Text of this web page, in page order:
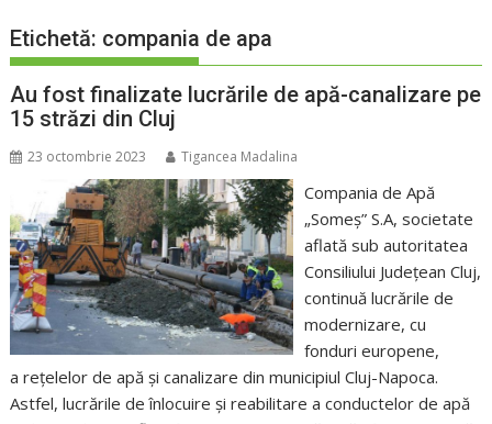
Etichetă: compania de apa
Au fost finalizate lucrările de apă-canalizare pe
15 străzi din Cluj
23 octombrie 2023 Tigancea Madalina
Compania de Apă
„Someș” S.A, societate
aflată sub autoritatea
Consiliului Județean Cluj,
continuă lucrările de
modernizare, cu
fonduri europene,
a rețelelor de apă și canalizare din municipiul Cluj-Napoca.
Astfel, lucrările de înlocuire și reabilitare a conductelor de apă